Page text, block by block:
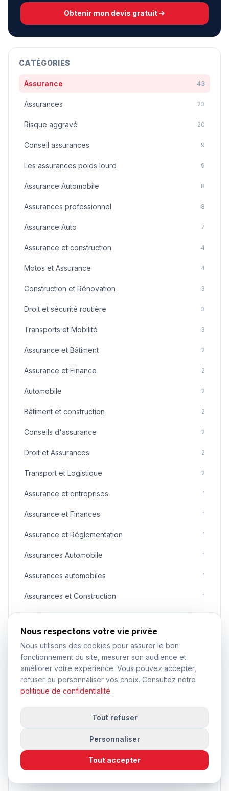
Obtenir mon devis gratuit
CATÉGORIES
Assurance 43
Assurances 23
Risque aggravé 20
Conseil assurances 9
Les assurances poids lourd 9
Assurance Automobile 8
Assurances professionnel 8
Assurance Auto 7
Assurance et construction 4
Motos et Assurance 4
Construction et Rénovation 3
Droit et sécurité routière 3
Transports et Mobilité 3
Assurance et Bâtiment 2
Assurance et Finance 2
Automobile 2
Bâtiment et construction 2
Conseils d'assurance 2
Droit et Assurances 2
Transport et Logistique 2
Assurance et entreprises 1
Assurance et Finances 1
Assurance et Réglementation 1
Assurances Automobile 1
Assurances automobiles 1
Assurances et Construction 1
Assurances pour Artisans
Assurances pour professionnels
Automobile et éducation
Construction et Urbanisme
Construire et rénover
Droit de la circulation
Nous respectons votre vie privée
Nous utilisons des cookies pour assurer le bon
fonctionnement du site, mesurer son audience et
améliorer votre expérience. Vous pouvez accepter,
refuser ou personnaliser vos choix. Consultez notre
politique de confidentialité.
Tout refuser
Personnaliser
Tout accepter